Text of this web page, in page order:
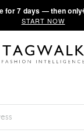
for 7 days — then only
START NOW